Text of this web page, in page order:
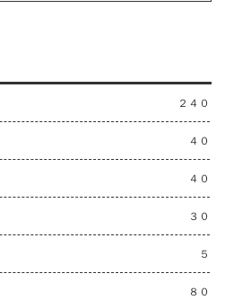
２４０
４０
４０
３０
５
８０